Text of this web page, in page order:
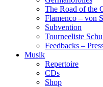
The Road of the
Flamenco – von
Subvention
Tourneeliste
Feedbacks –
Musik
Repertoire
CDs
Shop